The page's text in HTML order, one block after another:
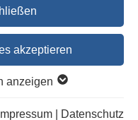
akzeptieren
anzeigen
Impressum Datenschutz